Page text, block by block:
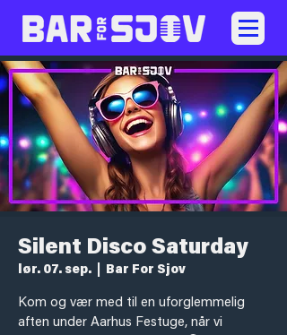
Silent Disco Saturday
lør. 07. sep. Bar For Sjov
Kom og vær med til en uforglemmelig
aften under Aarhus Festuge, når vi